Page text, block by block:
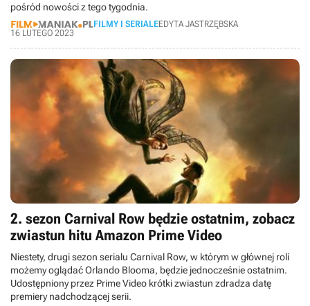
pośród nowości z tego tygodnia.
FILMY I SERIALEEDYTA JASTRZĘBSKA
16 LUTEGO 2023
2. sezon Carnival Row będzie ostatnim, zobacz
zwiastun hitu Amazon Prime Video
Niestety, drugi sezon serialu Carnival Row, w którym w głównej roli
możemy oglądać Orlando Blooma, będzie jednocześnie ostatnim.
Udostępniony przez Prime Video krótki zwiastun zdradza datę
premiery nadchodzącej serii.